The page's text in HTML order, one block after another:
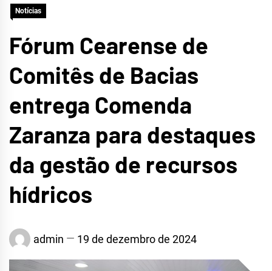
CRATEÚS
Notícias
Fórum Cearense de
Comitês de Bacias
entrega Comenda
Zaranza para destaques
da gestão de recursos
hídricos
admin 19 de dezembro de 2024